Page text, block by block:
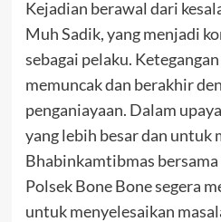
Kejadian berawal dari
Muh Sadik, yang menjadi
sebagai pelaku.
memuncak dan berakhir
penganiayaan. Dalam
yang lebih besar dan untuk
Bhabinkamtibmas
Polsek Bone Bone segera
untuk menyelesaikan